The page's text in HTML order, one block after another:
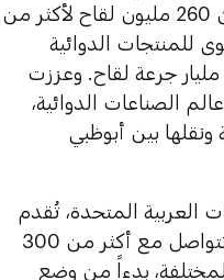
متقدمة لنقل وتخزين وتوزيع التطعيمات، حيث ساهم في توزيع أكثر من 260 مليون لقاح لأكثر من
للمنتجات الدوائية
واللقاحات، حيث رفعت الطاقة الاستيعابية لتخزين اللقاحات لتصل إلى 9 مليار جرعة لقاح. وعززت
الصناعات الدوائية،
بين أبوظبي
العربية المتحدة، تُقدم
دائرة الصحة أبوظبي حالياً الدعم لأكثر من 60 شركة ناشئة مرخصة كما تتواصل مع أكثر من 300
بدءاً من وضع